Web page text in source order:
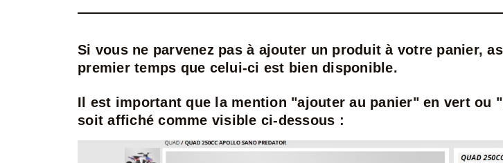
Si vous ne parvenez pas à ajouter un produit à votre panier,
premier temps que celui-ci est bien disponible.
Il est important que la mention "ajouter au panier" en vert ou
soit affiché comme visible ci-dessous :